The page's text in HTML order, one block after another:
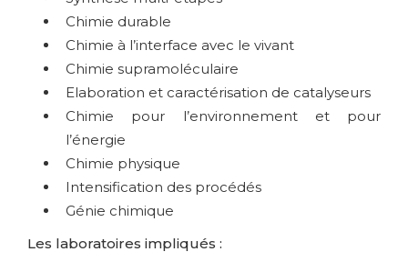
Chimie durable
Chimie à l’interface avec le vivant
Chimie supramoléculaire
Elaboration et caractérisation de catalyseurs
Chimie pour l’environnement et pour
l’énergie
Chimie physique
Intensification des procédés
Génie chimique
Les laboratoires impliqués :